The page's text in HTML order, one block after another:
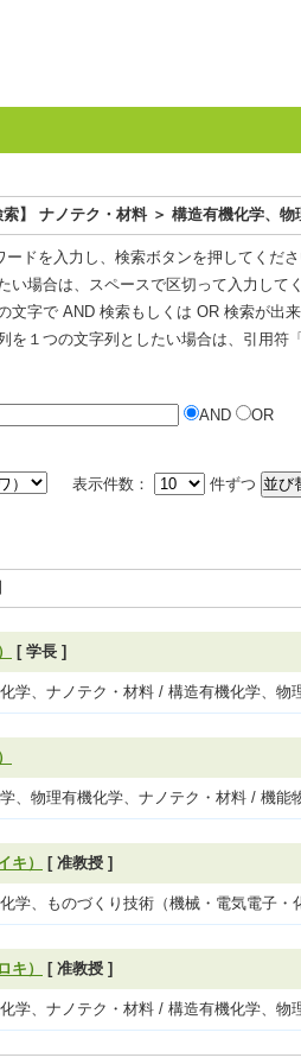
索】 ナノテク・材料 ＞ 構造有機化学、物
ドを入力し、検索ボタンを押してくだ
場合は、スペースで区切って入力してく
字で AND 検索もしくは OR 検索が出来
１つの文字列としたい場合は、引用符
AND OR
表示件数： 件ずつ
[ 学長 ]
学、ナノテク・材料 / 構造有機化学、
、物理有機化学、ナノテク・材料 / 機能
） [ 准教授 ]
学、ものづくり技術（機械・電気電子
） [ 准教授 ]
学、ナノテク・材料 / 構造有機化学、物